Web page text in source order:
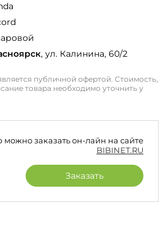
, ул. Калинина, 60/2
публичной офертой. Стоимость,
товара необходимо уточнить у
можно заказать он-лайн на сайте
BIBINET.RU
Заказать